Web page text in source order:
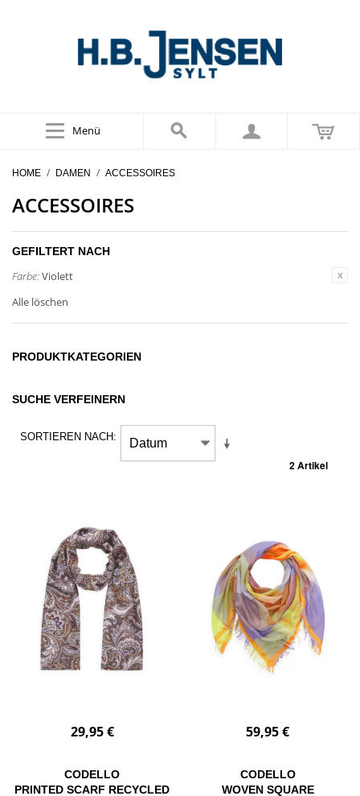
Menü
HOME / DAMEN / ACCESSOIRES
ACCESSOIRES
GEFILTERT NACH
Farbe:Violett
Alle löschen
PRODUKTKATEGORIEN
SUCHE VERFEINERN
SORTIEREN NACH
2 Artikel
29,95 €
CODELLO
PRINTED SCARF RECYCLED
59,95 €
CODELLO
WOVEN SQUARE